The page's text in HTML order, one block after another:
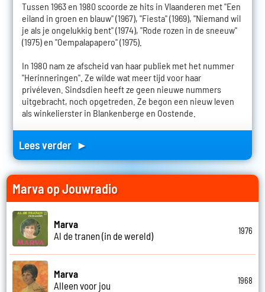
Tussen 1963 en 1980 scoorde ze hits in Vlaanderen met "Een
eiland in groen en blauw" (1967), "Fiesta" (1969), "Niemand wil
je als je ongelukkig bent" (1974), "Rode rozen in de sneeuw"
(1975) en "Oempalapapero" (1975).
In 1980 nam ze afscheid van haar publiek met het nummer
"Herinneringen". Ze wilde wat meer tijd voor haar
privéleven. Sindsdien heeft ze geen nieuwe nummers
uitgebracht, noch opgetreden. Ze begon een nieuw leven
als winkelierster in Blankenberge en Oostende.
Lees verder ►
Marva op Jouwradio
Marva
Al de tranen (in de wereld)
1976
Marva
Alleen voor jou
1968